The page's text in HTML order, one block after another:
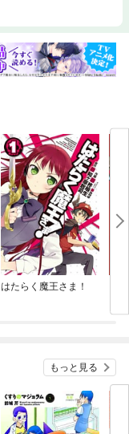
はたらく魔王さま！
もっと見る